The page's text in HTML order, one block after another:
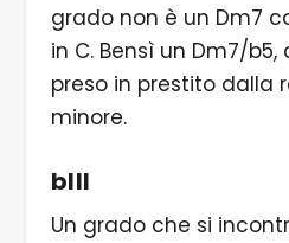
grado non è un Dm7
in C. Bensì un Dm7/
preso in prestito dalla
minore.
bIII
Un grado che si